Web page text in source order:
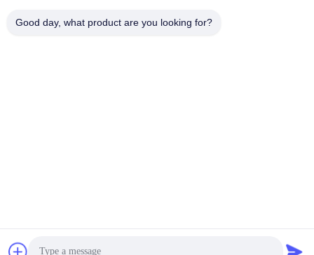
Indirizzo
Copyright -2026 Zhongshan Luma Caster Manufacturing Co.,
Good day, what product are you looking for?